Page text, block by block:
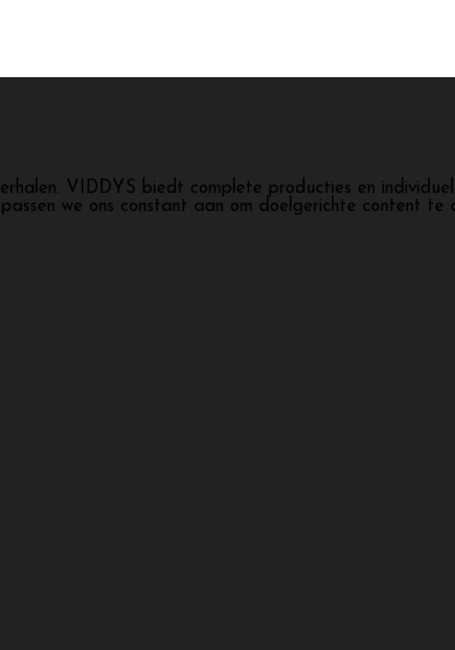
VIDDYS biedt complete producties en
we ons constant aan om doelgerichte content te